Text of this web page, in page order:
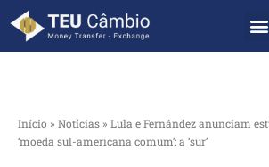
Início » Notícias » Lula e Fernández anunciam
‘moeda sul-americana comum’: a ‘sur’